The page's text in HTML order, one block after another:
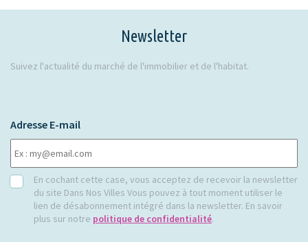
Newsletter
Suivez l'actualité du marché de l'immobilier et de l'habitat.
Adresse E-mail
RGPDEn cochant cette case, vous acceptez de recevoir la newsletter
du site Dans Nos Villes Vous pouvez à tout moment utiliser le
lien de désabonnement intégré dans la newsletter. En savoir
plus sur notre politique de confidentialité.